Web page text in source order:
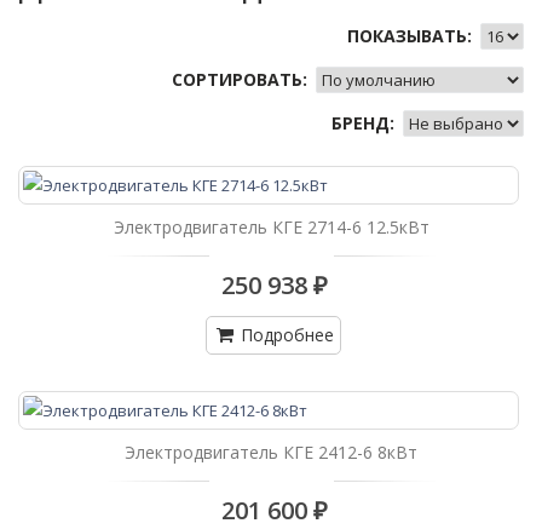
ПОКАЗЫВАТЬ:
СОРТИРОВАТЬ:
БРЕНД:
Электродвигатель КГЕ 2714-6 12.5кВт
250 938 ₽
Подробнее
Электродвигатель КГЕ 2412-6 8кВт
201 600 ₽